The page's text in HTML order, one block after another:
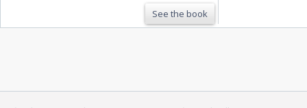
a faites en cette matière depuis la
See the book